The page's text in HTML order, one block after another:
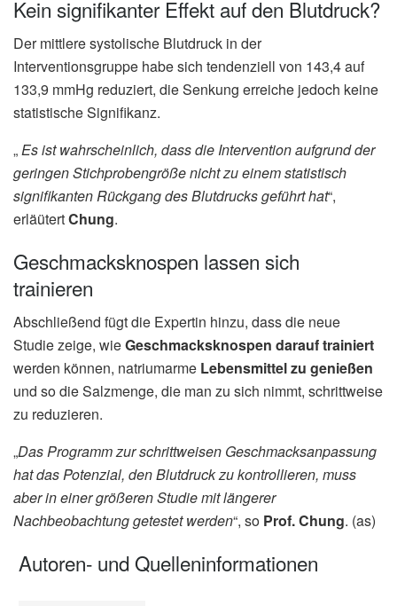
Kein signifikanter Effekt auf den Blutdruck?
Der mittlere systolische Blutdruck in der
Interventionsgruppe habe sich tendenziell von 143,4 auf
133,9 mmHg reduziert, die Senkung erreiche jedoch keine
statistische Signifikanz.
„Es ist wahrscheinlich, dass die Intervention aufgrund der
geringen Stichprobengröße nicht zu einem statistisch
signifikanten Rückgang des Blutdrucks geführt hat“,
erläütertChung.
Geschmacksknospen lassen sich
trainieren
Abschließend fügt die Expertin hinzu, dass die neue
Studie zeige, wieGeschmacksknospen darauf trainiert
werden können, natriumarme Lebensmittel zu genießen
und so die Salzmenge, die man zu sich nimmt, schrittweise
zu reduzieren.
„Das Programm zur schrittweisen Geschmacksanpassung
hat das Potenzial, den Blutdruck zu kontrollieren, muss
aber in einer größeren Studie mit längerer
Nachbeobachtung getestet werden“, so Prof. Chung. (as)
Autoren- und Quelleninformationen